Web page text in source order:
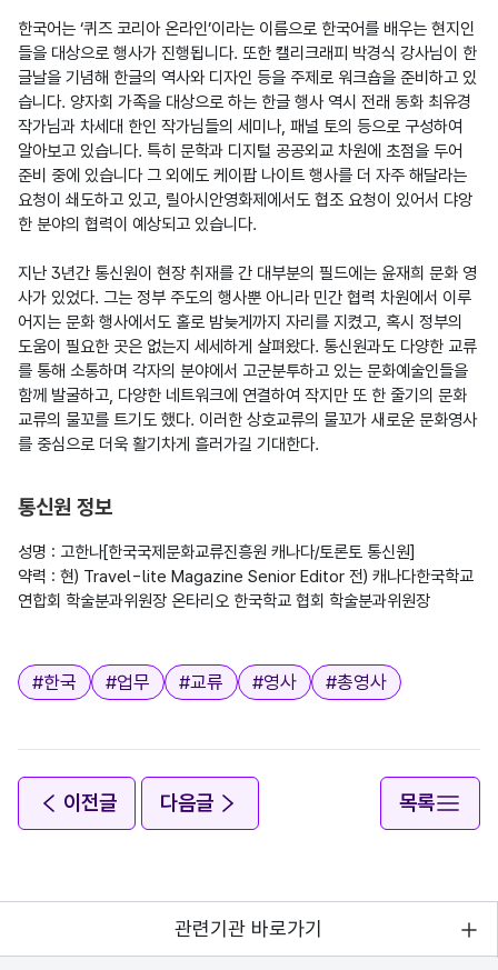
한국어는 ‘퀴즈 코리아 온라인’이라는 이름으로 한국어를 배우는 현지인
들을 대상으로 행사가 진행됩니다. 또한 캘리크래피 박경식 강사님이 한
글날을 기념해 한글의 역사와 디자인 등을 주제로 워크숍을 준비하고 있
습니다. 양자회 가족을 대상으로 하는 한글 행사 역시 전래 동화 최유경
작가님과 차세대 한인 작가님들의 세미나, 패널 토의 등으로 구성하여
알아보고 있습니다. 특히 문학과 디지털 공공외교 차원에 초점을 두어
준비 중에 있습니다 그 외에도 케이팝 나이트 행사를 더 자주 해달라는
요청이 쇄도하고 있고, 릴아시안영화제에서도 협조 요청이 있어서 댜앙
한 분야의 협력이 예상되고 있습니다.
지난 3년간 통신원이 현장 취재를 간 대부분의 필드에는 윤재희 문화 영
사가 있었다. 그는 정부 주도의 행사뿐 아니라 민간 협력 차원에서 이루
어지는 문화 행사에서도 홀로 밤늦게까지 자리를 지켰고, 혹시 정부의
도움이 필요한 곳은 없는지 세세하게 살펴왔다. 통신원과도 다양한 교류
를 통해 소통하며 각자의 분야에서 고군분투하고 있는 문화예술인들을
함께 발굴하고, 다양한 네트워크에 연결하여 작지만 또 한 줄기의 문화
교류의 물꼬를 트기도 했다. 이러한 상호교류의 물꼬가 새로운 문화영사
를 중심으로 더욱 활기차게 흘러가길 기대한다.
통신원 정보
성명 : 고한나[한국국제문화교류진흥원 캐나다/토론토 통신원]
약력 : 현) Travel-lite Magazine Senior Editor 전) 캐나다한국학교
연합회 학술분과위원장 온타리오 한국학교 협회 학술분과위원장
태그
#한국 #업무 #교류 #영사 #총영사
이전글 다음글 목록
관련기관 바로가기